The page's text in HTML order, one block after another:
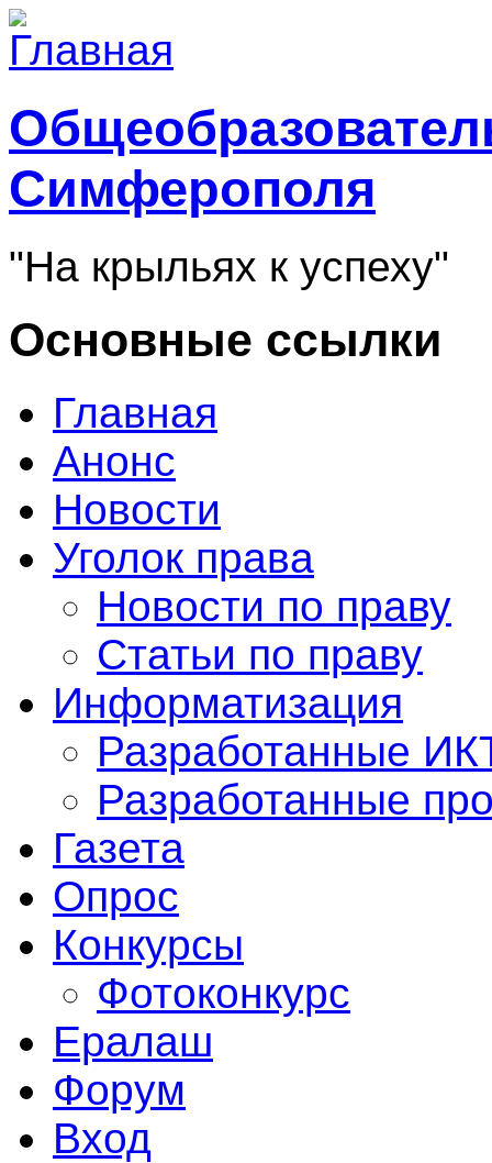
Симферополя
"На крыльях к успеху"
Основные ссылки
Главная
Анонс
Новости
Уголок права
Новости по праву
Статьи по праву
Информатизация
Разработанные
Разработанные
Газета
Опрос
Конкурсы
Фотоконкурс
Ералаш
Форум
Вход